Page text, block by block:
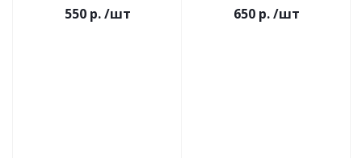
550 р. /шт 650 р. /шт